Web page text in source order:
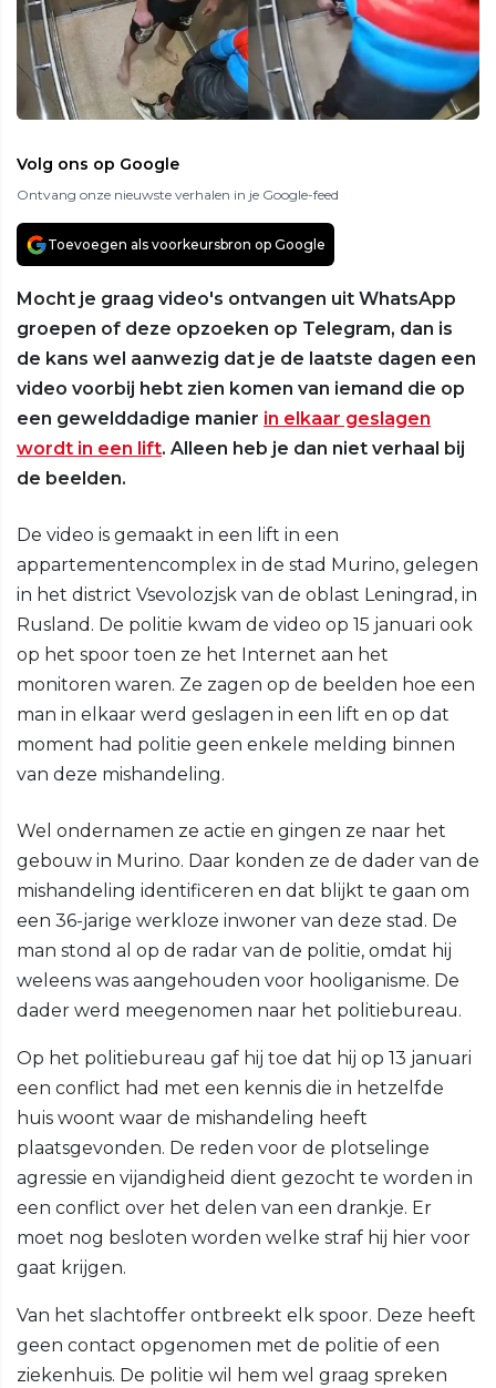
Volg ons op Google
Ontvang onze nieuwste verhalen in je Google-feed
Toevoegen als voorkeursbron op Google
Mocht je graag video's ontvangen uit WhatsApp
groepen of deze opzoeken op Telegram, dan is
de kans wel aanwezig dat je de laatste dagen een
video voorbij hebt zien komen van iemand die op
een gewelddadige manier in elkaar geslagen
wordt in een lift. Alleen heb je dan niet verhaal bij
de beelden.
De video is gemaakt in een lift in een
appartementencomplex in de stad Murino, gelegen
in het district Vsevolozjsk van de oblast Leningrad, in
Rusland. De politie kwam de video op 15 januari ook
op het spoor toen ze het Internet aan het
monitoren waren. Ze zagen op de beelden hoe een
man in elkaar werd geslagen in een lift en op dat
moment had politie geen enkele melding binnen
van deze mishandeling.
Wel ondernamen ze actie en gingen ze naar het
gebouw in Murino. Daar konden ze de dader van de
mishandeling identificeren en dat blijkt te gaan om
een 36-jarige werkloze inwoner van deze stad. De
man stond al op de radar van de politie, omdat hij
weleens was aangehouden voor hooliganisme. De
dader werd meegenomen naar het politiebureau.
Op het politiebureau gaf hij toe dat hij op 13 januari
een conflict had met een kennis die in hetzelfde
huis woont waar de mishandeling heeft
plaatsgevonden. De reden voor de plotselinge
agressie en vijandigheid dient gezocht te worden in
een conflict over het delen van een drankje. Er
moet nog besloten worden welke straf hij hier voor
gaat krijgen.
Van het slachtoffer ontbreekt elk spoor. Deze heeft
geen contact opgenomen met de politie of een
ziekenhuis. De politie wil hem wel graag spreken